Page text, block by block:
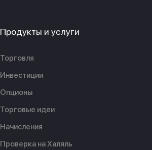
Продукты и услуги
Торговля
Инвестиции
Опционы
Торговые идеи
Начисления
Проверка на Халяль